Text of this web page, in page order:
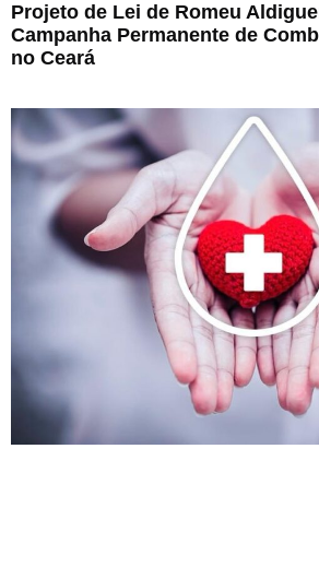
Projeto de Lei de Romeu
Campanha Permanente de
no Ceará